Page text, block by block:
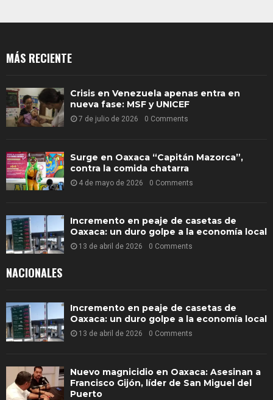
MÁS RECIENTE
Crisis en Venezuela apenas entra en
nueva fase: MSF y UNICEF
7 de julio de 2026 0 Comments
Surge en Oaxaca “Capitán Mazorca”,
contra la comida chatarra
4 de mayo de 2026 0 Comments
Incremento en peaje de casetas de
Oaxaca: un duro golpe a la economía local
13 de abril de 2026 0 Comments
NACIONALES
Incremento en peaje de casetas de
Oaxaca: un duro golpe a la economía local
13 de abril de 2026 0 Comments
Nuevo magnicidio en Oaxaca: Asesinan a
Francisco Gijón, líder de San Miguel del
Puerto